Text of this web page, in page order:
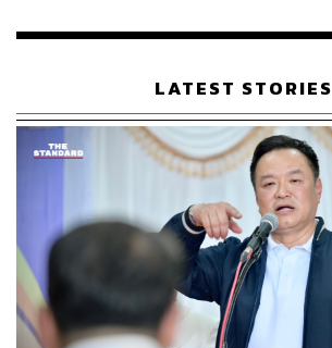
เรือนไทยที่ถูกซุกไว้
LATEST STORIES